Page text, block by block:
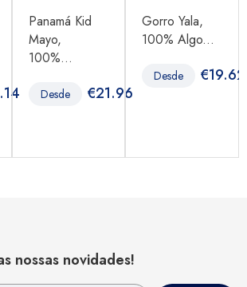
Panamá Kid
Mayo,
100%...
Desde €21.96
Gorro Yala,
100% Algo...
Desde €19.62
nossas novidades!